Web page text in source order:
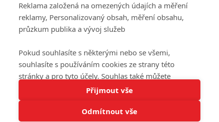
Tato stránka používá soubory cookies.
Ochrana osobních údajů|Zásady používání cookies |Pravidla webu
Upravit nastavení soukromí
© 2016 – 2026 FandimeSerialum.cz / All rights reserved /
Reklama založená na omezených údajích a měření
reklamy, Personalizovaný obsah, měření obsahu,
průzkum publika a vývoj služeb
Pokud souhlasíte s některými nebo se všemi,
souhlasíte s používáním cookies ze strany této
stránky a pro tyto účely. Souhlas také můžete
odmítnout, ale v takovém případě vám na stránce
nebudou k dispozici některé personalizované funkce.
Vaše volby souhlasu se budou vztahovat pouze na
Přijmout vše
Odmítnout vše